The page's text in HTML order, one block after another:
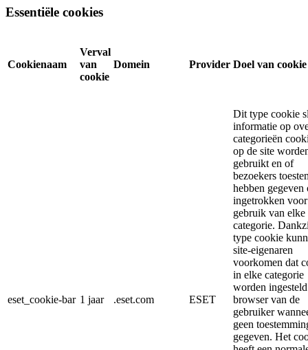
Essentiële cookies
Cookienaam
Verval
van
cookie
Domein Provider Doel van cookie
eset_cookie-bar 1 jaar .eset.com ESET
Dit type cookie
informatie op
categorieën
op de site
gebruikt en of
bezoekers
hebben gegeven
ingetrokken
gebruik van elke
categorie.
type cookie
site-eigenaren
voorkomen dat
in elke categorie
worden
browser van de
gebruiker
geen
gegeven. Het